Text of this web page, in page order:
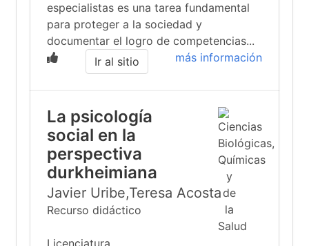
especialistas es una tarea fundamental
para proteger a la sociedad y
documentar el logro de competencias...
más información
Ir al sitio
La psicología
social en la
perspectiva
durkheimiana
Javier Uribe,Teresa Acosta
Recurso didáctico
Licenciatura